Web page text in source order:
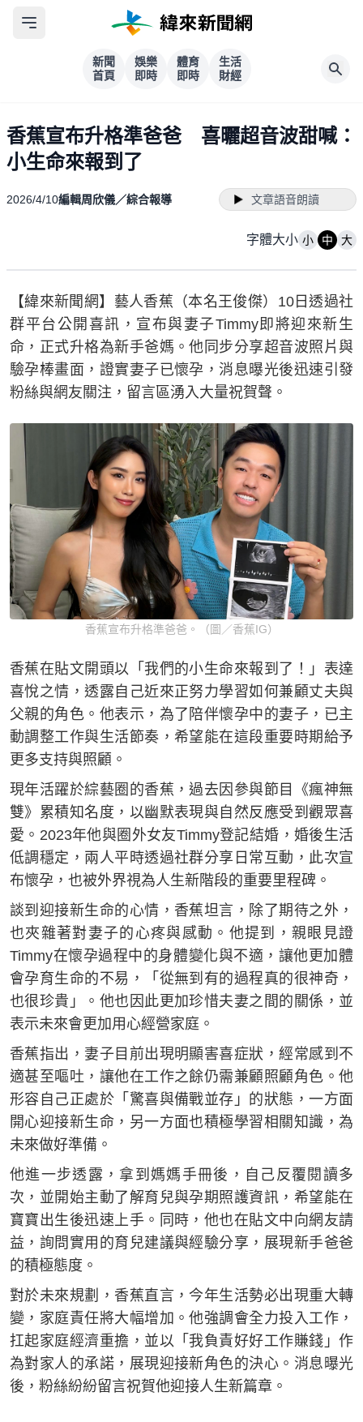
新聞
首頁
娛樂
即時
體育
即時
生活
財經
香蕉宣布升格準爸爸 喜曬超音波甜喊：
小生命來報到了
2026/4/10編輯周欣儀／綜合報導 文章語音朗讀
字體大小 小 中 大
【緯來新聞網】藝人香蕉（本名王俊傑）10日透過社
群平台公開喜訊，宣布與妻子Timmy即將迎來新生
命，正式升格為新手爸媽。他同步分享超音波照片與
驗孕棒畫面，證實妻子已懷孕，消息曝光後迅速引發
粉絲與網友關注，留言區湧入大量祝賀聲。
香蕉宣布升格準爸爸。（圖／香蕉IG）
香蕉在貼文開頭以「我們的小生命來報到了！」表達
喜悅之情，透露自己近來正努力學習如何兼顧丈夫與
父親的角色。他表示，為了陪伴懷孕中的妻子，已主
動調整工作與生活節奏，希望能在這段重要時期給予
更多支持與照顧。
現年活躍於綜藝圈的香蕉，過去因參與節目《瘋神無
雙》累積知名度，以幽默表現與自然反應受到觀眾喜
愛。2023年他與圈外女友Timmy登記結婚，婚後生活
低調穩定，兩人平時透過社群分享日常互動，此次宣
布懷孕，也被外界視為人生新階段的重要里程碑。
談到迎接新生命的心情，香蕉坦言，除了期待之外，
也夾雜著對妻子的心疼與感動。他提到，親眼見證
Timmy在懷孕過程中的身體變化與不適，讓他更加體
會孕育生命的不易，「從無到有的過程真的很神奇，
也很珍貴」。他也因此更加珍惜夫妻之間的關係，並
表示未來會更加用心經營家庭。
香蕉指出，妻子目前出現明顯害喜症狀，經常感到不
適甚至嘔吐，讓他在工作之餘仍需兼顧照顧角色。他
形容自己正處於「驚喜與備戰並存」的狀態，一方面
開心迎接新生命，另一方面也積極學習相關知識，為
未來做好準備。
他進一步透露，拿到媽媽手冊後，自己反覆閱讀多
次，並開始主動了解育兒與孕期照護資訊，希望能在
寶寶出生後迅速上手。同時，他也在貼文中向網友請
益，詢問實用的育兒建議與經驗分享，展現新手爸爸
的積極態度。
對於未來規劃，香蕉直言，今年生活勢必出現重大轉
變，家庭責任將大幅增加。他強調會全力投入工作，
扛起家庭經濟重擔，並以「我負責好好工作賺錢」作
為對家人的承諾，展現迎接新角色的決心。消息曝光
後，粉絲紛紛留言祝賀他迎接人生新篇章。